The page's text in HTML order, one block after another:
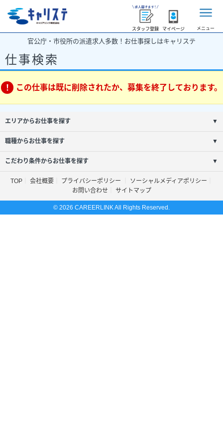
スタッフ登録 マイページ メニュー
官公庁・市役所の派遣求人多数！お仕事探しはキャリステ
仕事検索
この仕事は既に削除されたか、募集を終了しております。
エリアからお仕事を探す ▼
職種からお仕事を探す ▼
こだわり条件からお仕事を探す ▼
TOP 会社概要 プライバシーポリシー
ソーシャルメディアポリシー
お問い合わせ
サイトマップ
© 2026 CAREERLINK All Rights Reserved.